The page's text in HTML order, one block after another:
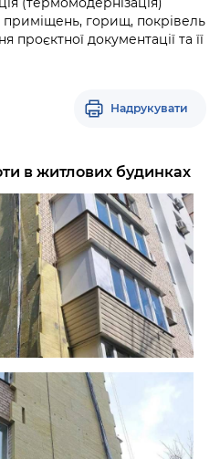
приміщень, горищ, покрівель
проєктної документації та її
Надрукувати
в житлових будинках